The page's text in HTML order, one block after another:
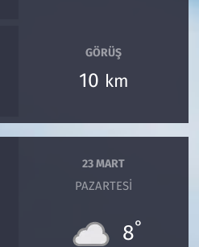
GÖRÜŞ
10 km
23 MART
PAZARTESI
8°